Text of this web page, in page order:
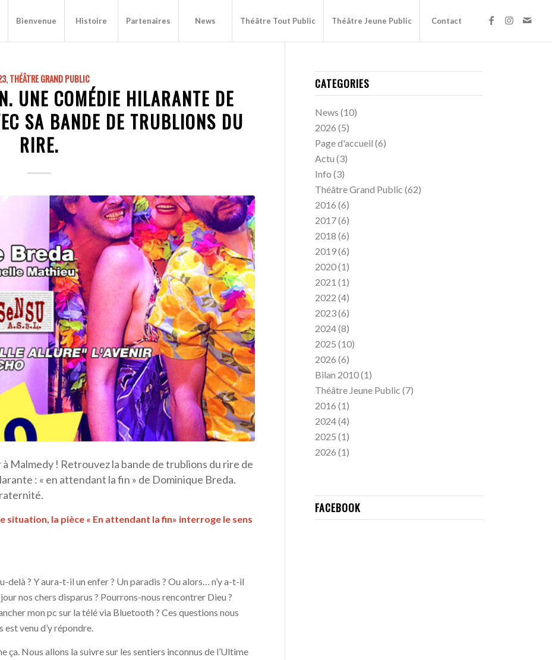
Bienvenue Histoire Partenaires News Théâtre Tout Public Théâtre Jeune Public Contact
,THÉÂTRE GRAND PUBLIC
UNE COMÉDIE HILARANTE DE
SA BANDE DE TRUBLIONS DU
RIRE.
Malmedy ! Retrouvez la bande de trublions du rire de
: « en attendant la fin » de Dominique Breda.
situation, la pièce « En attendant la fin» interroge le sens
delà ? Y aura-t-il un enfer ? Un paradis ? Ou alors… n’y a-t-il
nos chers disparus ? Pourrons-nous rencontrer Dieu ?
mon pc sur la télé via Bluetooth ? Ces questions nous
est venu d’y répondre.
ça. Nous allons la suivre sur les sentiers inconnus de l’Ultime
CATEGORIES
News (10)
2026 (5)
Page d'accueil (6)
Actu (3)
Info (3)
Théâtre Grand Public (62)
2016 (6)
2017(6)
2018 (6)
2019(6)
2020(1)
2021 (1)
2022 (4)
2023(6)
2024(8)
2025 (10)
2026 (6)
Bilan 2010(1)
Théâtre Jeune Public (7)
2016 (1)
2024(4)
2025 (1)
2026 (1)
FACEBOOK